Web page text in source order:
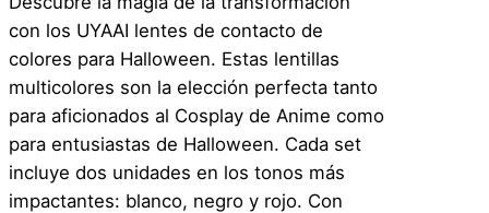
con los UYAAI lentes de contacto de
colores para Halloween. Estas lentillas
multicolores son la elección perfecta tanto
para aficionados al Cosplay de Anime como
para entusiastas de Halloween. Cada set
incluye dos unidades en los tonos más
impactantes: blanco, negro y rojo. Con